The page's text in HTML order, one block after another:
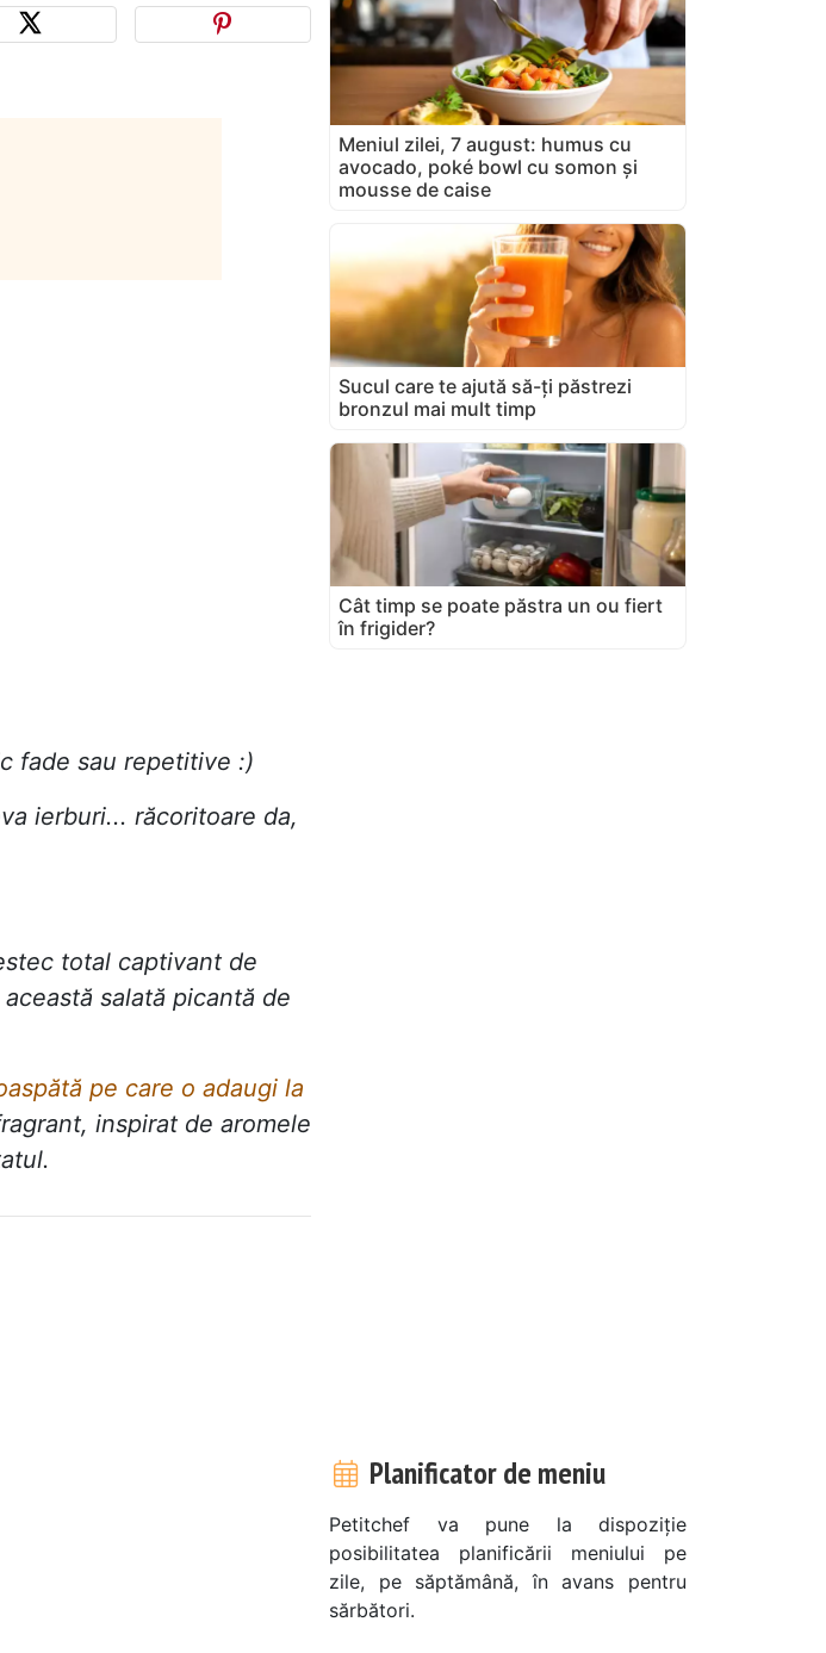
fade sau repetitive :)
ierburi... răcoritoare da,
total captivant de
salată picantă de
pe care o adaugi la
inspirat de aromele
Meniul zilei, 7 august: humus cu
avocado, poké bowl cu somon și
mousse de caise
Sucul care te ajută să-ți păstrezi
bronzul mai mult timp
Cât timp se poate păstra un ou fiert
în frigider?
Planificator de meniu
Petitchef va pune la dispoziție
posibilitatea planificării meniului pe
zile, pe săptămână, în avans pentru
sărbători.